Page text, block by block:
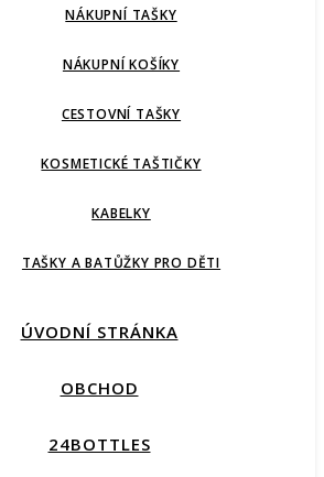
NÁKUPNÍ TAŠKY
NÁKUPNÍ KOŠÍKY
CESTOVNÍ TAŠKY
KOSMETICKÉ TAŠTIČKY
KABELKY
TAŠKY A BATŮŽKY PRO DĚTI
ÚVODNÍ STRÁNKA
OBCHOD
24BOTTLES